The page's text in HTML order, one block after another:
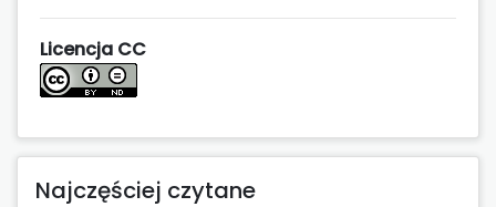
Licencja CC
Najczęściej czytane